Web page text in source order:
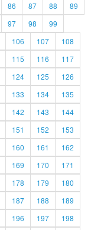
86 87 88
89
97 98
99
106 107
108
115 116
117
124 125
126
133 134
135
142 143
144
151 152
153
160 161
162
169 170
171
178 179
180
187 188
189
196 197
198